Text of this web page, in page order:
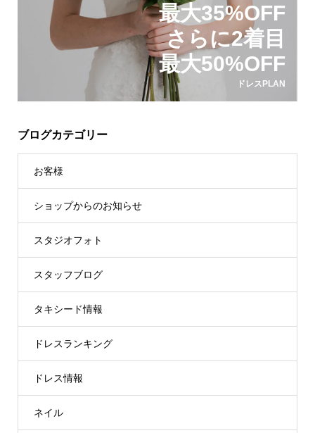
最大35%OFF
さらに2着目
最大50%OFF
ドレスPLAN
ブログカテゴリー
お客様
ショップからのお知らせ
スタジオフォト
スタッフブログ
タキシード情報
ドレスランキング
ドレス情報
ネイル